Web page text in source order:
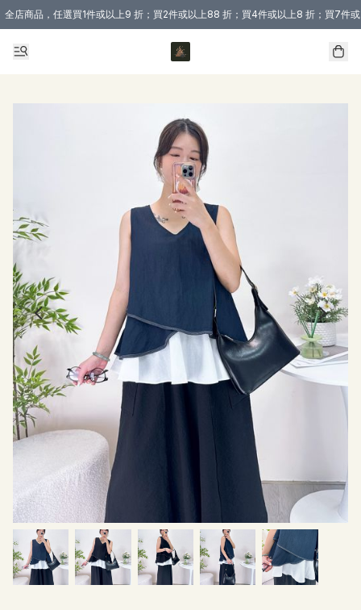
全店商品，任選買1件或以上9 折；買2件或以上88 折；買4件或以上8 折；買7件
購買 3 件商品或以上即享免運費優惠！（適用於 本地送貨、本地取貨 )